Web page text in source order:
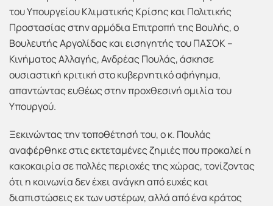
του Υπουργείου Κλιματικής Κρίσης και Πολιτικής
Προστασίας στην αρμόδια Επιτροπή της Βουλής, ο
Βουλευτής Αργολίδας και εισηγητής του ΠΑΣΟΚ –
Κινήματος Αλλαγής, Ανδρέας Πουλάς, άσκησε
ουσιαστική κριτική στο κυβερνητικό αφήγημα,
απαντώντας ευθέως στην προχθεσινή ομιλία του
Υπουργού.
Ξεκινώντας την τοποθέτησή του, ο κ. Πουλάς
αναφέρθηκε στις εκτεταμένες ζημιές που προκαλεί η
κακοκαιρία σε πολλές περιοχές της χώρας, τονίζοντας
ότι η κοινωνία δεν έχει ανάγκη από ευχές και
διαπιστώσεις εκ των υστέρων, αλλά από ένα κράτος